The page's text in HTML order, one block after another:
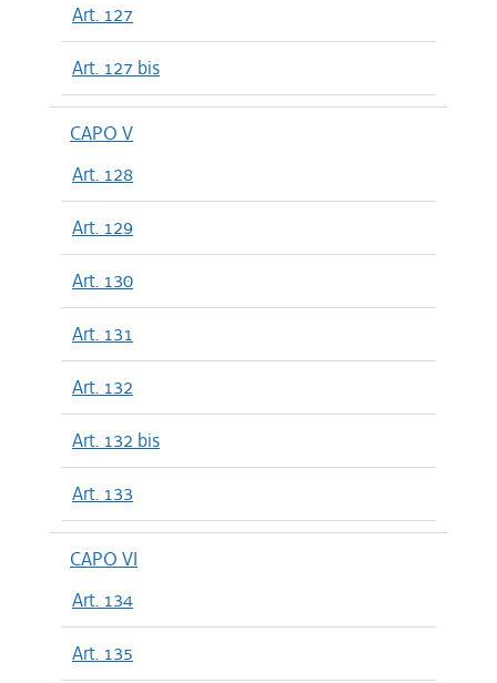
Art. 127
Art. 127 bis
CAPO V
Art. 128
Art. 129
Art. 130
Art. 131
Art. 132
Art. 132 bis
Art. 133
CAPO VI
Art. 134
Art. 135